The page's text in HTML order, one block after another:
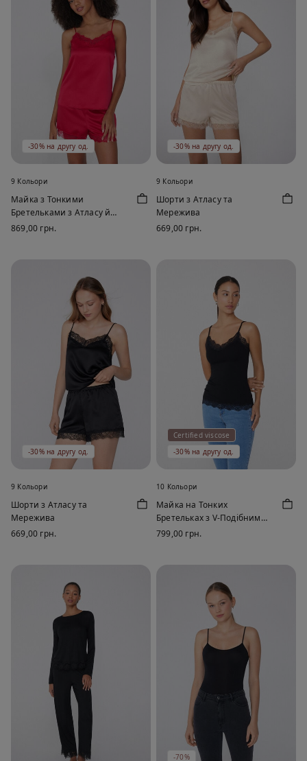
-30% на другу од.
9 Кольори
Майка з Тонкими
Бретельками з Атласу й
Мережива
869,00 грн.
-30% на другу од.
9 Кольори
Шорти з Атласу та
Мережива
669,00 грн.
-30% на другу од.
9 Кольори
Шорти з Атласу та
Мережива
669,00 грн.
Certified viscose
-30% на другу од.
10 Кольори
Майка на Тонких
Бретельках з V-Подібним
Вирізом із Віскози та
799,00 грн.
-70%